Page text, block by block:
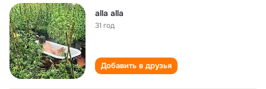
alla alla
31 год
Добавить в друзья